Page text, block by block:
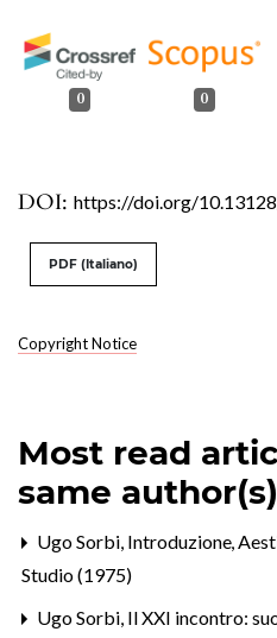
DOI: https://doi.org/
Copyright Notice
0 0
PDF (Italiano)
Most read
same author(s)
Ugo Sorbi, Introduzione,
Studio (1975)
Ugo Sorbi, Il XXI incontro: